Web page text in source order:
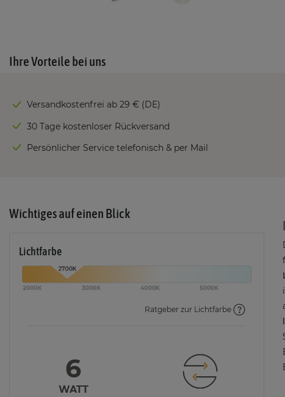
Ihre Vorteile bei uns
Versandkostenfrei ab 29 € (DE)
30 Tage kostenloser Rückversand
Persönlicher Service telefonisch & per Mail
Wichtiges auf einen Blick
Lichtfarbe
Ratgeber zur Lichtfarbe
6
WATT